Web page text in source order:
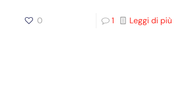
0 1 Leggi di più